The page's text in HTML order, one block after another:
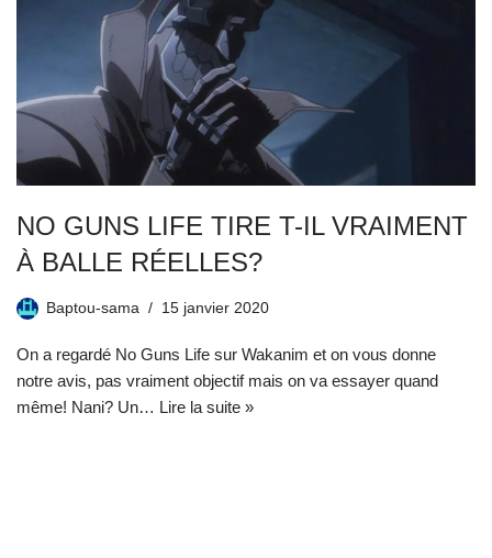
NO GUNS LIFE TIRE T-IL VRAIMENT
À BALLE RÉELLES?
Baptou-sama 15 janvier 2020
On a regardé No Guns Life sur Wakanim et on vous donne
notre avis, pas vraiment objectif mais on va essayer quand
même! Nani? Un… Lire la suite »